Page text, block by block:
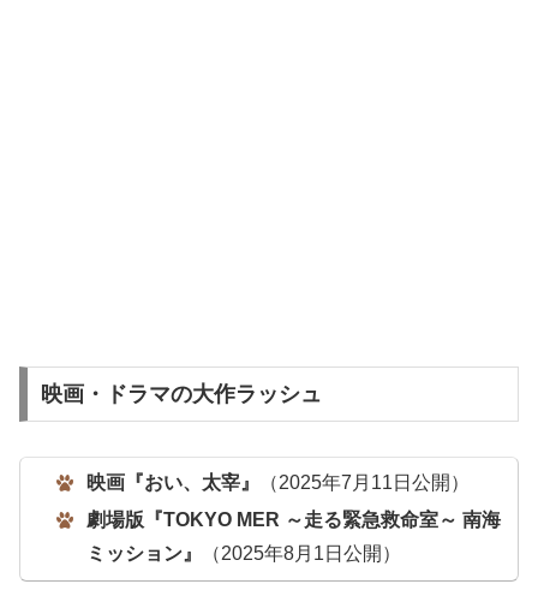
映画・ドラマの大作ラッシュ
映画『おい、太宰』
（2025年7月11日公開）
劇場版『TOKYO MER ～走る緊急救命室～ 南海
ミッション』
（2025年8月1日公開）